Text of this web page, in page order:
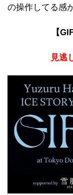
の操作してる感
【
見逃